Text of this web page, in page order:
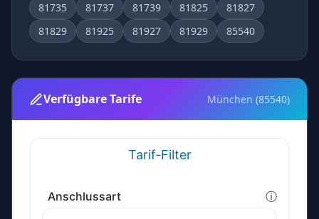
81735
81737 81739 81825
81827
81829
81925 81927 81929 85540
Verfügbare Tarife München (85540)